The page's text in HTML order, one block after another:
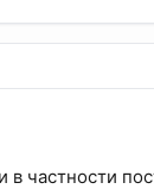
в частности